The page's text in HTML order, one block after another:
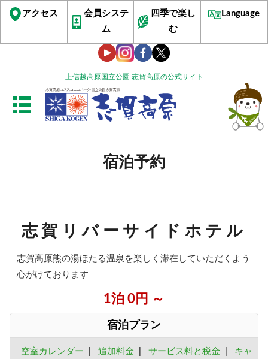
上信越高原国立公園 志賀高原の公式サイト
アクセス
会員システ
ム
四季で楽し
む
Language
宿泊予約
志賀リバーサイドホテル
志賀高原熊の湯ほたる温泉を楽しく滞在していただくよう
心がけております
1泊 0円 ～
宿泊プラン
空室カレンダー 追加料金 サービス料と税金
キャ